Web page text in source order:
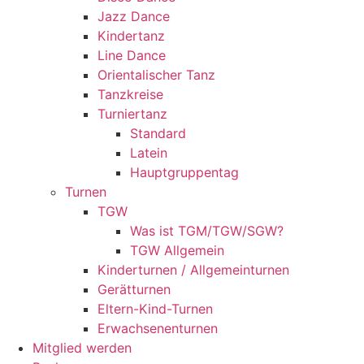
Jazz Dance
Kindertanz
Line Dance
Orientalischer Tanz
Tanzkreise
Turniertanz
Standard
Latein
Hauptgruppentag
Turnen
TGW
Was ist TGM/TGW/SGW?
TGW Allgemein
Kinderturnen / Allgemeinturnen
Gerätturnen
Eltern-Kind-Turnen
Erwachsenenturnen
Mitglied werden